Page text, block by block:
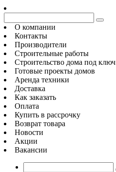
О компании
Контакты
Производители
Строительные работы
Строительство дома под ключ
Готовые проекты домов
Аренда техники
Доставка
Как заказать
Оплата
Купить в рассрочку
Возврат товара
Новости
Акции
Вакансии